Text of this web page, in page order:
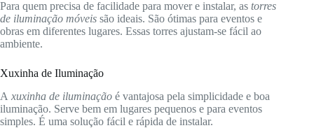
Para quem precisa de facilidade para mover e instalar, as torres
de iluminação móveis são ideais. São ótimas para eventos e
obras em diferentes lugares. Essas torres ajustam-se fácil ao
ambiente.
Xuxinha de Iluminação
A xuxinha de iluminação é vantajosa pela simplicidade e boa
iluminação. Serve bem em lugares pequenos e para eventos
simples. É uma solução fácil e rápida de instalar.